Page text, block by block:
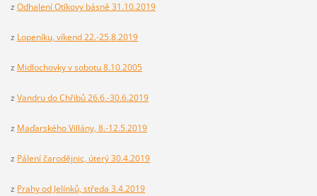
z Odhalení Otíkovy básně 31.10.2019
z Lopeníku, víkend 22.-25.8.2019
z Midlochovky v sobotu 8.10.2005
z Vandru do Chřibů 26.6.-30.6.2019
z Maďarského Villány, 8.-12.5.2019
z Pálení čarodějnic, úterý 30.4.2019
z Prahy od Jelínků, středa 3.4.2019